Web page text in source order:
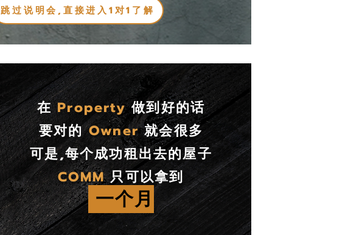
跳过说明会,直接进入1对1了解
在Property做到好的话
要对的Owner就会很多
可是,每个成功租出去的屋子
COMM只可以拿到
一个月